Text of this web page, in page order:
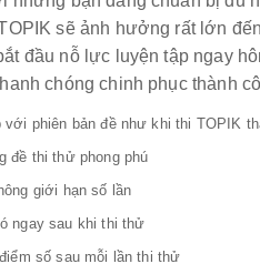
sẽ ảnh hưởng rất lớn
đầu nỗ lực luyện tập ngay
chóng chinh phục thành
với phiên bản đề như khi thi TOPIK
đề thi thử phong phú
giới hạn số lần
ngay sau khi thi thử
số sau mỗi lần thi thử